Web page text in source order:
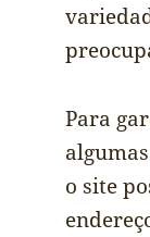
Para
o site